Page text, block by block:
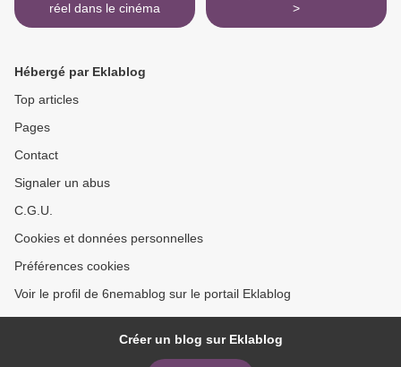
réel dans le cinéma
>
Hébergé par Eklablog
Top articles
Pages
Contact
Signaler un abus
C.G.U.
Cookies et données personnelles
Préférences cookies
Voir le profil de 6nemablog sur le portail Eklablog
Créer un blog sur Eklablog